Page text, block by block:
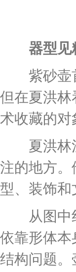
器型见精
紫砂壶首
但在夏洪
术收藏的对
夏洪林注
注的地方
型、装饰
从图中红
依靠形体
结构问题